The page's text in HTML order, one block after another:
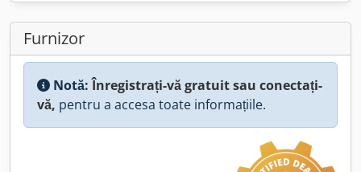
Furnizor
Notă:Înregistrați-vă gratuit sau conectați-
vă, pentru a accesa toate informațiile.